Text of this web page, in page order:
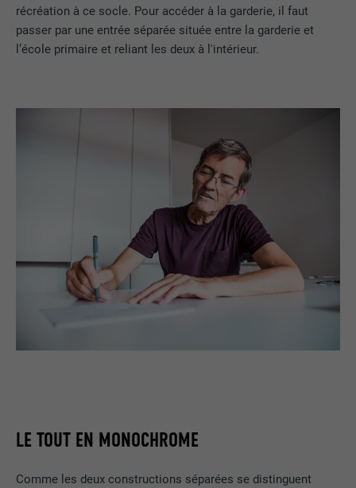
récréation à ce socle. Pour accéder à la garderie, il faut
passer par une entrée séparée située entre la garderie et
l’école primaire et reliant les deux à l'intérieur.
LE TOUT EN MONOCHROME
Comme les deux constructions séparées se distinguent